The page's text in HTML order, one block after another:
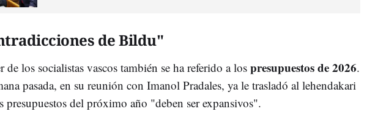
de Bildu"
de los socialistas vascos también se ha referido a los presupuestos de 2026.
pasada, en su reunión con Imanol Pradales, ya le trasladó al lehendakari
presupuestos del próximo año "deben ser expansivos".